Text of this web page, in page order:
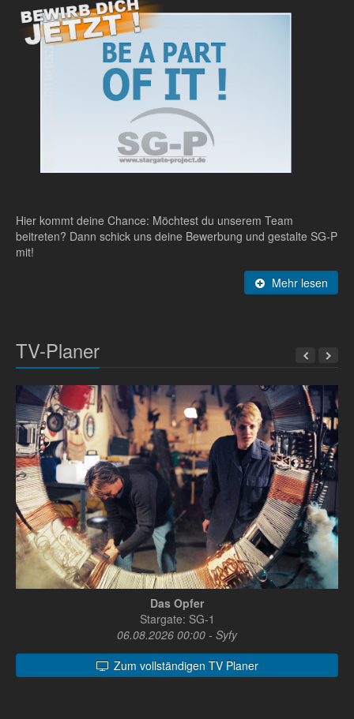
Hier kommt deine Chance: Möchtest du unserem Team
beitreten? Dann schick uns deine Bewerbung und gestalte SG-P
mit!
Mehr lesen
TV-Planer
Das Opfer
Stargate: SG-1
06.08.2026 00:00 - Syfy
Zum vollständigen TV Planer